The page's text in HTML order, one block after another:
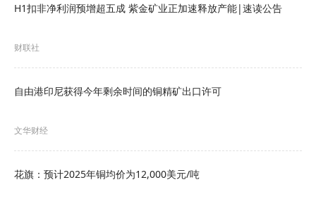
安徽拓美威铜业集团有限公司
江西力博科诚铜业有限公司
H1扣非净利润预增超五成 紫金矿业正加速释放产能|速读公告
财联社
自由港印尼获得今年剩余时间的铜精矿出口许可
文华财经
花旗：预计2025年铜均价为12,000美元/吨